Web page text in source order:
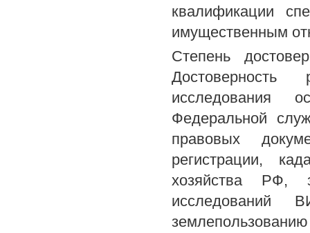
квалификации
имущественным
Степень
Достоверность
исследования
Федеральной
правовых
регистрации,
хозяйства РФ,